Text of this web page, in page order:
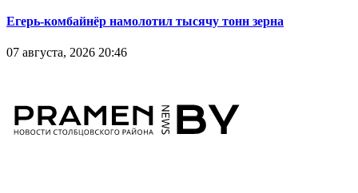
Егерь-комбайнёр намолотил тысячу тонн зерна
07 августа, 2026 20:46